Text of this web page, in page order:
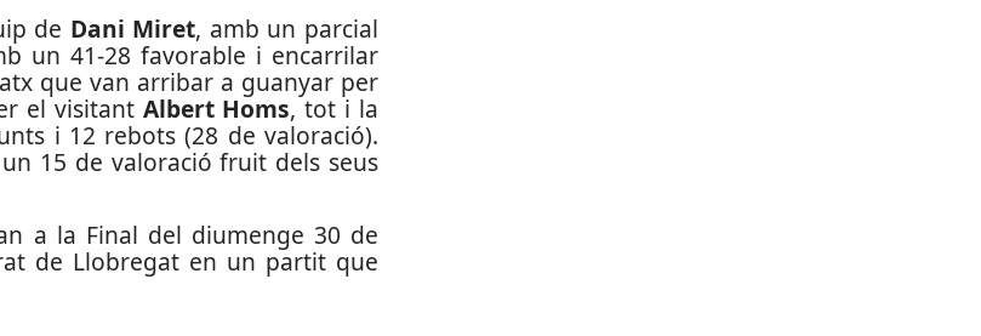
de Dani Miret, amb un parcial
un 41-28 favorable i encarrilar
que van arribar a guanyar per
el visitant Albert Homs, tot i la
i 12 rebots (28 de valoració).
15 de valoració fruit dels seus
a la Final del diumenge 30 de
de Llobregat en un partit que